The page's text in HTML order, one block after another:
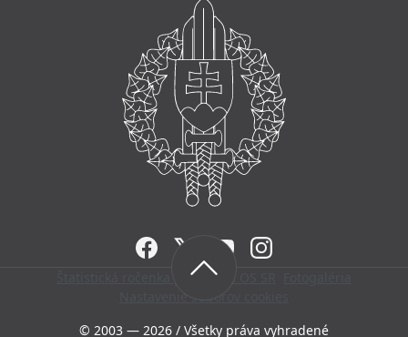
FACEBOOKTWITTERYOUTUBEINSTAGRAM
Štatistická ročenka personálu OS SR
© 2003 — 2026 / Všetky práva vyhradené